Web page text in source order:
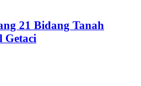
21 Bidang Tanah
Getaci